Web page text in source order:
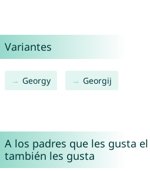
Variantes
Georgy Georgij
A los padres que les gusta
también les gusta